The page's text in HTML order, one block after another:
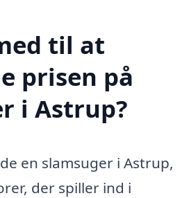
til at
prisen på
i Astrup?
en slamsuger i Astrup,
der spiller ind i